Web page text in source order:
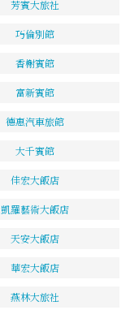
芳賓大旅社
巧倫別館
香榭賓館
富新賓館
德惠汽車旅館
大千賓館
佳宏大飯店
凱羅藝術大飯店
天安大飯店
華宏大飯店
燕林大旅社